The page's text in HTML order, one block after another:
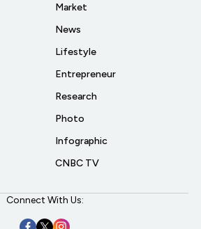
Market
News
Lifestyle
Entrepreneur
Research
Photo
Infographic
CNBC TV
Connect With Us: